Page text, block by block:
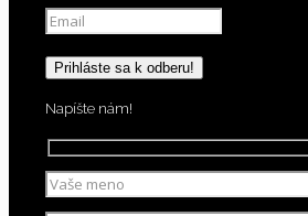
Napíšte nám!